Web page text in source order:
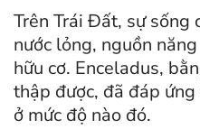
Trên Trái Đất, sự sống
nước lỏng, nguồn
hữu cơ. Enceladus,
thập được, đã đáp
ở mức độ nào đó.